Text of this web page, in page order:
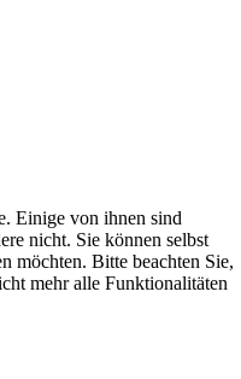
Einige von ihnen sind
nicht. Sie können selbst
möchten. Bitte beachten Sie,
mehr alle Funktionalitäten